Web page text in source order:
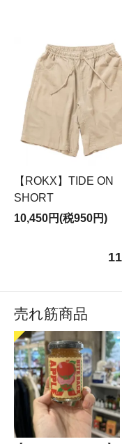
【ROKX】TIDE ON
SHORT
10,450円(税950円)
11
売れ筋商品